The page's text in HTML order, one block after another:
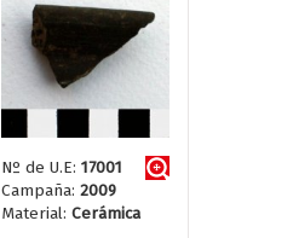
Nº de U.E: 17001
Campaña: 2009
Material: Cerámica